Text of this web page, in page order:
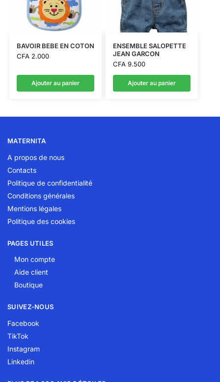
BAVOIR BEBE EN COTON
CFA2.000
Ajouter au panier
ENSEMBLE SALOPETTE
JEAN GARCON
CFA9.500
Ajouter au panier
MATERNITA
A propos de nous
Contacts
Politique de confidentialité
Conditions générales
Mentions légales
Politique des cookies
PAGES UTILES
Mon compte
Aide client
Boutique
SUIVEZ-NOUS
Facebook
TikTok
Instagram
Linkedin